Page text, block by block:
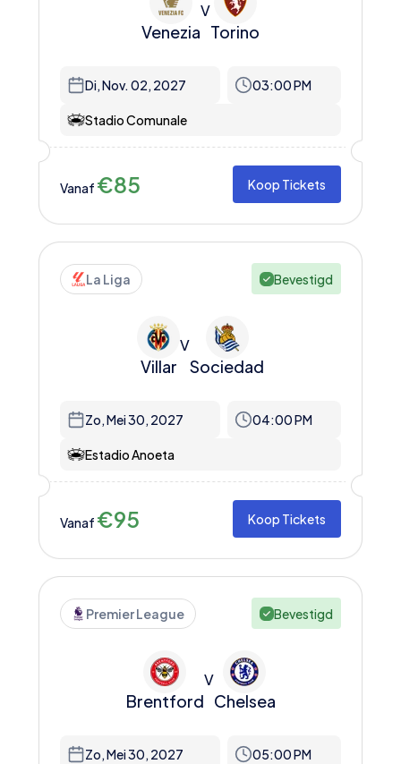
Venezia
V
Torino
Di, Nov. 02, 2027 03:00 PM
Stadio Comunale
Vanaf €85 Koop Tickets
La Liga Bevestigd
Villar
V
Sociedad
Zo, Mei 30, 2027 04:00 PM
Estadio Anoeta
Vanaf €95 Koop Tickets
Premier League Bevestigd
Brentford
V
Chelsea
Zo, Mei 30, 2027 05:00 PM